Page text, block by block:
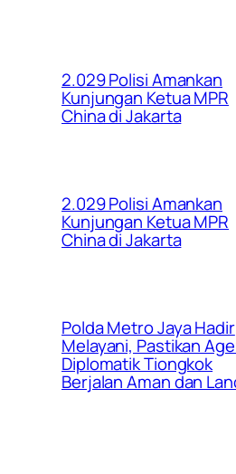
2.029 Polisi Amankan
Kunjungan Ketua MPR
China di Jakarta
2.029 Polisi Amankan
Kunjungan Ketua MPR
China di Jakarta
Polda Metro Jaya Hadir
Melayani, Pastikan
Diplomatik Tiongkok
Berjalan Aman dan